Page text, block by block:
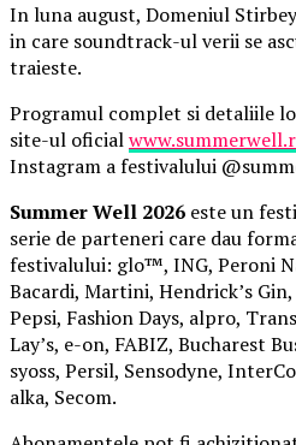
In luna august, Domeniul
in care soundtrack-ul verii se
traieste.
Programul complet si detaliile
site-ul oficial
Instagram a festivalului
Summer Well 2026 este un
serie de parteneri care dau
festivalului: glo™, ING, Peroni
Bacardi, Martini, Hendrick’s Gin,
Pepsi, Fashion Days, alpro,
Lay’s, e-on, FABIZ, Bucharest
syoss, Persil, Sensodyne,
alka, Secom.